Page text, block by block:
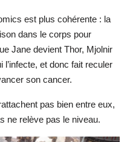
est plus cohérente : la
dans le corps pour
Jane devient Thor, Mjolnir
et donc fait reculer
son cancer.
pas bien entre eux,
ne relève pas le niveau.